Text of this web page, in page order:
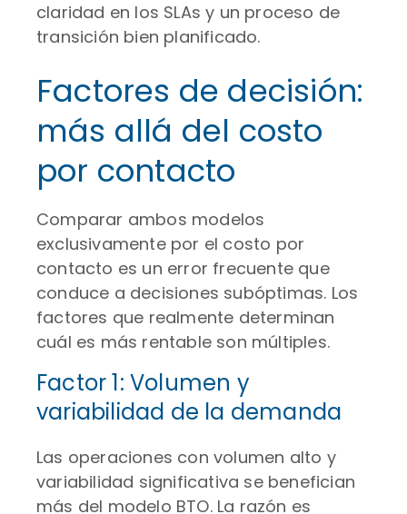
claridad en los SLAs y un proceso de
transición bien planificado.
Factores de decisión:
más allá del costo
por contacto
Comparar ambos modelos
exclusivamente por el costo por
contacto es un error frecuente que
conduce a decisiones subóptimas. Los
factores que realmente determinan
cuál es más rentable son múltiples.
Factor 1: Volumen y
variabilidad de la demanda
Las operaciones con volumen alto y
variabilidad significativa se benefician
más del modelo BTO. La razón es